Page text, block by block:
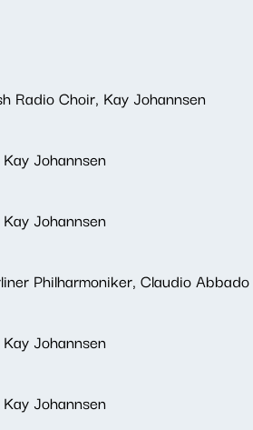
Radio Choir, Kay Johannsen
Johannsen
Johannsen
Philharmoniker, Claudio Abbado
Johannsen
Johannsen